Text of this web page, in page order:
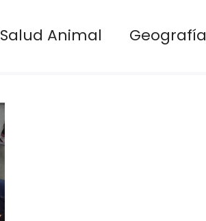
Salud Animal Geografía